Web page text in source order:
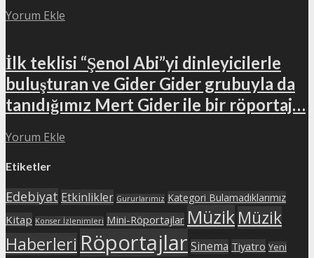
Yorum Ekle
İlk teklisi “Şenol Abi”yi dinleyicilerle
buluşturan ve Gider Gider grubuyla da
tanıdığımız Mert Gider ile bir röportaj…
Yorum Ekle
Etiketler
Edebiyat Etkinlikler Gururlarımız Kategori Bulamadıklarımız
Kitap Konser İzlenimleri Mini-Röportajlar MüzikMüzik
Haberleri Röportajlar Sinema Tiyatro Yeni